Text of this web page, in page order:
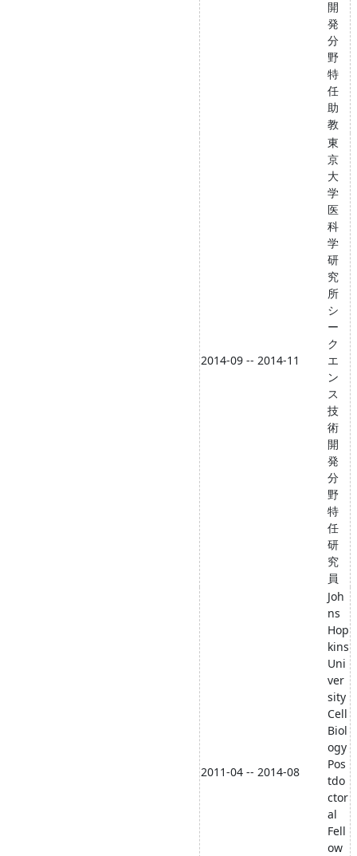
開
発
分
野
特
任
助
教
2014-09 -- 2014-11
東
京
大
学
医
科
学
研
究
所
シ
ー
ク
エ
ン
ス
技
術
開
発
分
野
特
任
研
究
員
2011-04 -- 2014-08
Joh
ns
Hop
kins
Uni
ver
sity
Cell
Biol
ogy
Pos
tdo
ctor
al
Fell
ow